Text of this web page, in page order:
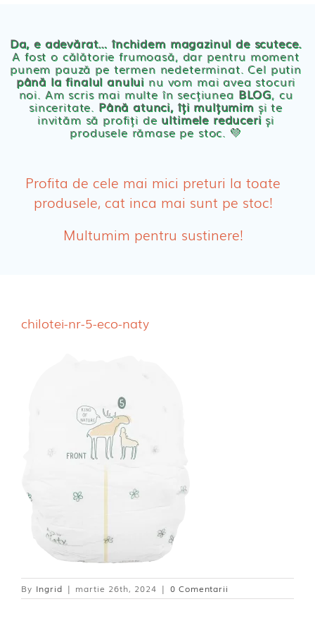
Servetele umede ecologice
Cosmetice BEBE
Olita Bio Naty
PRODUSE FEMEI
Absorbante Post-Natale
Absorbante Incontinenta Urinara
Da, e adevărat… închidem magazinul de scutece.
A fost o călătorie frumoasă, dar pentru moment
punem pauză pe termen nedeterminat. Cel putin
până la finalul anului nu vom mai avea stocuri
noi. Am scris mai multe în secțiunea BLOG, cu
sinceritate. Până atunci, îți mulțumimși te
invităm să profiți de ultimele reduceriși
produsele rămase pe stoc. 💛
Profita de cele mai mici preturi la toate
produsele, cat inca mai sunt pe stoc!
Multumim pentru sustinere!
chilotei-nr-5-eco-naty
By Ingrid | martie 26th, 2024 | 0 Comentarii